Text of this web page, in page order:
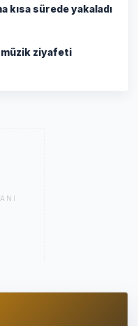
kısa sürede yakaladı
müzik ziyafeti